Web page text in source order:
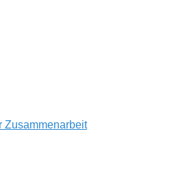
Zusammenarbeit